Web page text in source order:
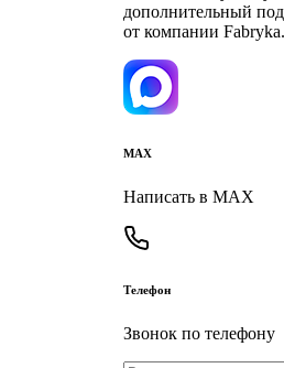
дополнительный
от компании
MAX
Написать в MAX
Телефон
Звонок по телефону